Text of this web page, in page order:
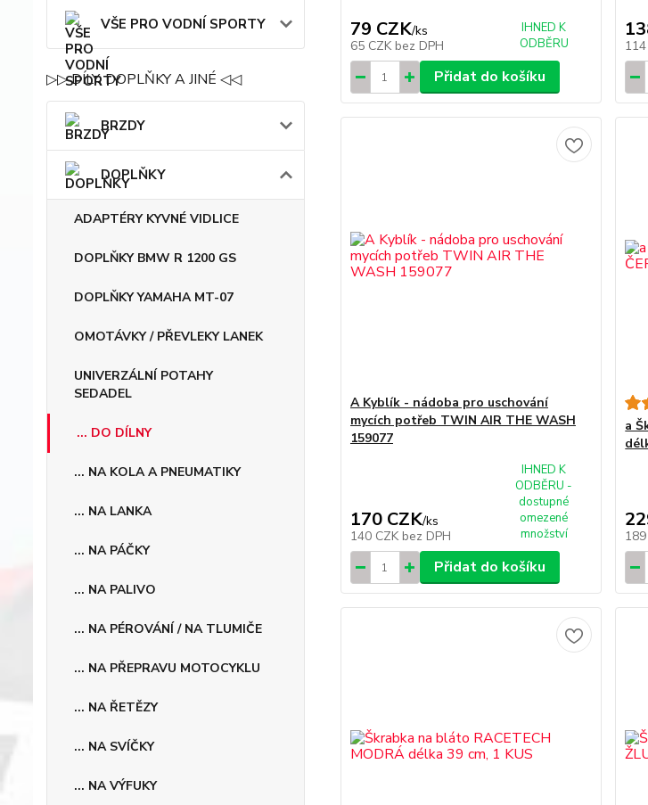
VŠE PRO VODNÍ SPORTY
▷▷ DÍLY, DOPLŇKY A JINÉ ◁◁
BRZDY
DOPLŇKY
ADAPTÉRY KYVNÉ VIDLICE
DOPLŇKY BMW R 1200 GS
DOPLŇKY YAMAHA MT-07
OMOTÁVKY / PŘEVLEKY LANEK
UNIVERZÁLNÍ POTAHY
SEDADEL
... DO DÍLNY
... NA KOLA A PNEUMATIKY
... NA LANKA
... NA PÁČKY
... NA PALIVO
... NA PÉROVÁNÍ / NA TLUMIČE
... NA PŘEPRAVU MOTOCYKLU
... NA ŘETĚZY
... NA SVÍČKY
... NA VÝFUKY
79 CZK/ks
65 CZK bez DPH
IHNED K
ODBĚRU
Přidat do košíku
A Kyblík - nádoba pro uschování
mycích potřeb TWIN AIR THE WASH
159077
170 CZK/ks
140 CZK bez DPH
IHNED K
ODBĚRU -
dostupné
omezené
množství
Přidat do košíku
a